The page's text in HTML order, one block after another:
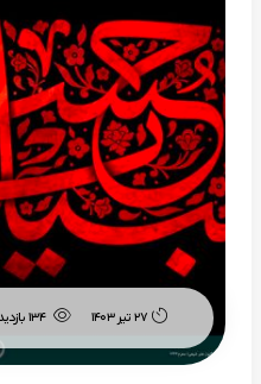
27 تیر 1403 134 بازدید